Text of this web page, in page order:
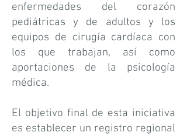
enfermedades del corazón
pediátricas y de adultos y los
equipos de cirugía cardíaca con
los que trabajan, así como
aportaciones de la psicología
médica.
El objetivo final de esta iniciativa
es establecer un registro regional